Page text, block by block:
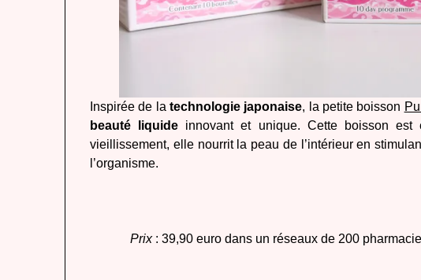
Inspirée de latechnologie japonaise, la petite boisson
beauté
liquide innovant et unique. Cette boisson est
vieillissement, elle nourrit la peau de l’intérieur en
l’organisme.
Prix: 39,90 euro dans un réseaux de 200